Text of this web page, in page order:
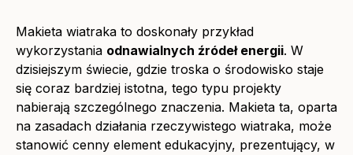
Makieta wiatraka to doskonały przykład
wykorzystania odnawialnych źródeł energii. W
dzisiejszym świecie, gdzie troska o środowisko staje
się coraz bardziej istotna, tego typu projekty
nabierają szczególnego znaczenia. Makieta ta, oparta
na zasadach działania rzeczywistego wiatraka, może
stanowić cenny element edukacyjny, prezentujący, w